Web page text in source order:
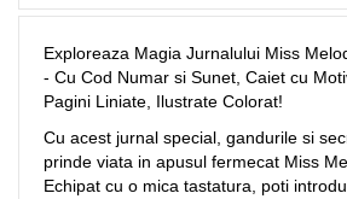
Exploreaza Magia Jurnalului Miss
- Cu Cod Numar si Sunet, Caiet cu
Pagini Liniate, Ilustrate Colorat!
Cu acest jurnal special, gandurile si
prinde viata in apusul fermecat Miss
Echipat cu o mica tastatura, poti